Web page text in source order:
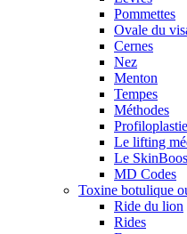
Pommettes
Ovale du
Cernes
Nez
Menton
Tempes
Méthodes
Le lifting
Le
MD Codes
Toxine botulique
Ride du lion
Rides